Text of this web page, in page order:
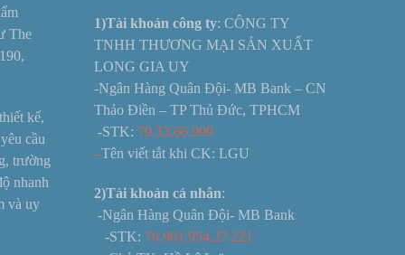
The
kế,
cầu
trường
nhanh
và uy
1)Tài khoản công ty: CÔNG TY
TNHH THƯƠNG MẠI SẢN XUẤT
LONG GIA UY
-Ngân Hàng Quân Đội- MB Bank – CN
Thảo Điền – TP Thủ Đức, TPHCM
-STK: 79.33.66.999
–Tên viết tắt khi CK: LGU
2)Tài khoản cá nhân:
-Ngân Hàng Quân Đội- MB Bank
-STK: 76.901.954.27.221